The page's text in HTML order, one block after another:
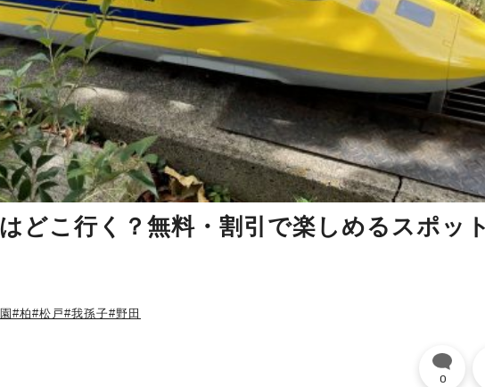
はどこ行く？無料・割引で楽しめるスポッ
#柏#松戸#我孫子#野田
0